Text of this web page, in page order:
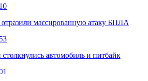
массированную атаку БПЛА
автомобиль и питбайк